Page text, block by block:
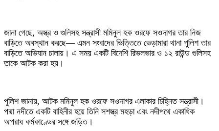
জানা গেছে, অস্ত্র ও গুলিসহ সন্ত্রাসী মমিনুল হক ওরফে সওদাগর তার নিজ
বাড়িতে অবস্থান করছে— এমন সংবাদের ভিত্তিতে ভেড়ামারা থানা পুলিশ তার
বাড়িতে অভিযান চালায়। এ সময় একটি বিদেশি রিভলভার ও ১২ রাউন্ড গুলিসহ
তাকে আটক করা হয়।
পুলিশ জানায়, আটক মমিনুল হক ওরফে সওদাগর এলাকার চিহ্নিত সন্ত্রাসী।
পদ্মা নদীতে একটি বাহিনীর হয়ে তিনি সশস্ত্র মহড়া এবং নদীপথে একাধিক
অপরাধ কর্মকাণ্ডের সঙ্গে জড়িত।